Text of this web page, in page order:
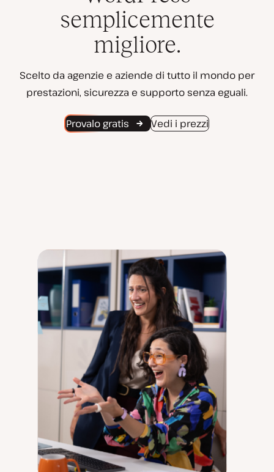
semplicemente
migliore.
Scelto da agenzie e aziende di tutto il mondo per
prestazioni, sicurezza e supporto senza eguali.
Provalo gratis Vedi i prezzi